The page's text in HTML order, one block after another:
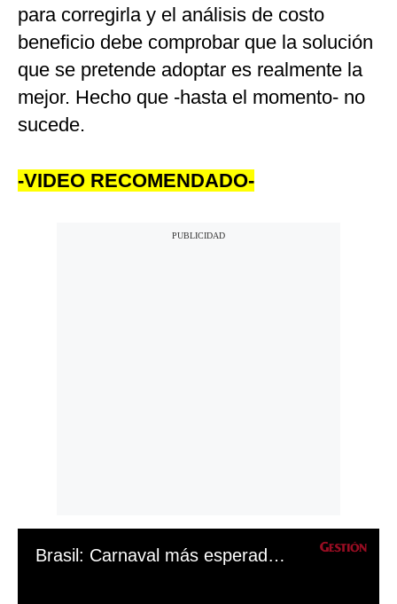
para corregirla y el análisis de costo
beneficio debe comprobar que la solución
que se pretende adoptar es realmente la
mejor. Hecho que -hasta el momento- no
sucede.
-VIDEO RECOMENDADO-
Brasil: Carnaval más esperado de Río de Janeiro vuelve tras dos años de pandemia y con temática antirracista